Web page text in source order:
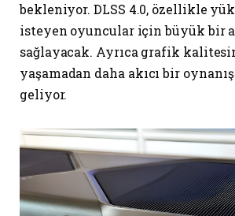
bekleniyor. DLSS 4.0, özellikle
isteyen oyuncular için büyük bir
sağlayacak. Ayrıca grafik
yaşamadan daha akıcı bir
geliyor.